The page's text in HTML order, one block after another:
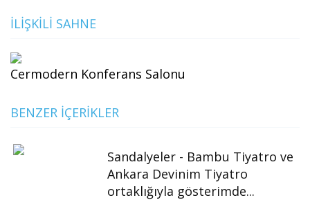
İLIŞKILI SAHNE
Cermodern Konferans Salonu
BENZER İÇERIKLER
Sandalyeler - Bambu Tiyatro ve
Ankara Devinim Tiyatro
ortaklığıyla gösterimde...